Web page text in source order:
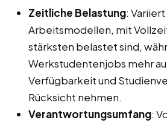
Zeitliche Belastung:
Arbeitsmodellen, mit
stärksten belastet sind,
Werkstudentenjobs mehr
Verfügbarkeit und
Rücksicht nehmen.
Verantwortungsumfang: